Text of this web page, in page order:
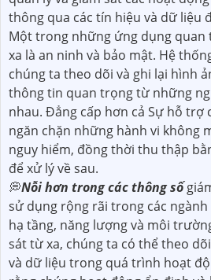
thông qua các tín hiệu và dữ liệu
Một trong những ứng dụng quan
xa là an ninh và bảo mật. Hệ
chúng ta theo dõi và ghi lại hình
thông tin quan trọng từ những
nhau. Đẳng cấp hơn cả Sự hỗ trợ
ngăn chặn những hành vi không
nguy hiểm, đồng thời thu thập
để xử lý về sau.
💭Nỗi hơn trong các thông số
sử dụng rộng rãi trong các
hạ tầng, năng lượng và môi
sát từ xa, chúng ta có thể theo
và dữ liệu trong quá trình hoạt